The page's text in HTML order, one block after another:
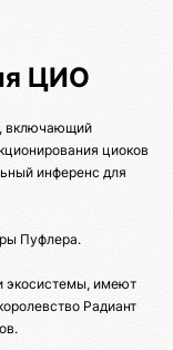
ЦИО
включающий
циоков
инференс для
Пуфлера.
экосистемы, имеют
Радиант